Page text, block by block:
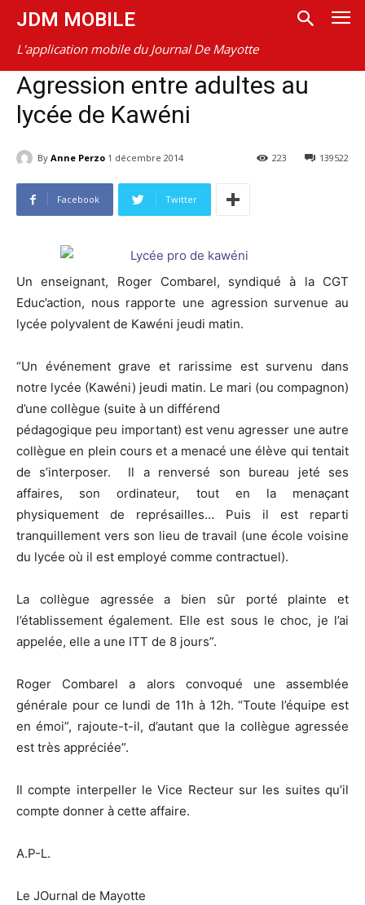
JDM MOBILE
L'application mobile du Journal De Mayotte
Agression entre adultes au
lycée de Kawéni
By Anne Perzo 1 décembre 2014 139522
223
Facebook Twitter
Un enseignant, Roger Combarel, syndiqué à la CGT
Educ’action, nous rapporte une agression survenue au
lycée polyvalent de Kawéni jeudi matin.
“Un événement grave et rarissime est survenu dans
notre lycée (Kawéni) jeudi matin. Le mari (ou compagnon)
d’une collègue (suite à un différend
pédagogique peu important) est venu agresser une autre
collègue en plein cours et a menacé une élève qui tentait
de s’interposer. Il a renversé son bureau jeté ses
affaires, son ordinateur, tout en la menaçant
physiquement de représailles… Puis il est reparti
tranquillement vers son lieu de travail (une école voisine
du lycée où il est employé comme contractuel).
La collègue agressée a bien sûr porté plainte et
l’établissement également. Elle est sous le choc, je l’ai
appelée, elle a une ITT de 8 jours”.
Roger Combarel a alors convoqué une assemblée
générale pour ce lundi de 11h à 12h. “Toute l’équipe est
en émoi”, rajoute-t-il, d’autant que la collègue agressée
est très appréciée”.
Il compte interpeller le Vice Recteur sur les suites qu’il
compte donner à cette affaire.
A.P-L.
Le JOurnal de Mayotte